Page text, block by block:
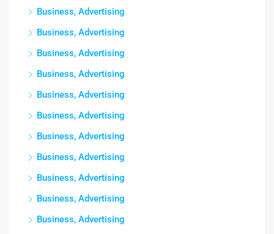
Business, Advertising
Business, Advertising
Business, Advertising
Business, Advertising
Business, Advertising
Business, Advertising
Business, Advertising
Business, Advertising
Business, Advertising
Business, Advertising
Business, Advertising